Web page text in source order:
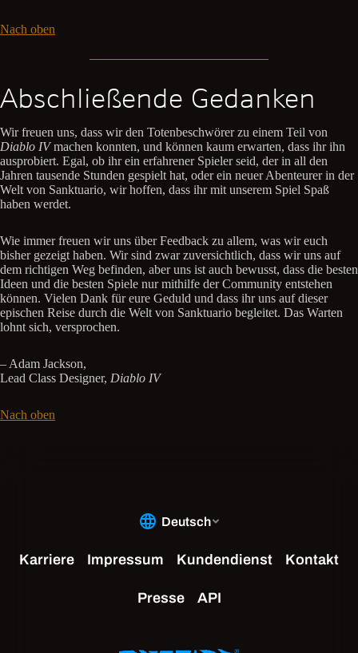
Nach oben
Abschließende Gedanken
Wir freuen uns, dass wir den Totenbeschwörer zu einem Teil von
Diablo IVmachen konnten, und können kaum erwarten, dass ihr ihn
ausprobiert. Egal, ob ihr ein erfahrener Spieler seid, der in all den
Jahren tausende Stunden gespielt hat, oder ein neuer Abenteurer in der
Welt von Sanktuario, wir hoffen, dass ihr mit unserem Spiel Spaß
haben werdet.
Wie immer freuen wir uns über Feedback zu allem, was wir euch
bisher gezeigt haben. Wir sind zwar zuversichtlich, dass wir uns auf
dem richtigen Weg befinden, aber uns ist auch bewusst, dass die besten
Ideen und die besten Spiele nur mithilfe der Community entstehen
können. Vielen Dank für eure Geduld und dass ihr uns auf dieser
epischen Reise durch die Welt von Sanktuario begleitet. Das Warten
lohnt sich, versprochen.
– Adam Jackson,
Lead Class Designer, Diablo IV
Nach oben